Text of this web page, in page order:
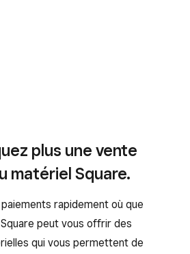
plus une vente
matériel Square.
rapidement où que
peut vous offrir des
qui vous permettent de